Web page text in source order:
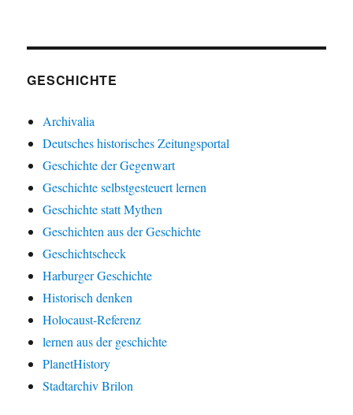
GESCHICHTE
Archivalia
Deutsches historisches Zeitungsportal
Geschichte der Gegenwart
Geschichte selbstgesteuert lernen
Geschichte statt Mythen
Geschichten aus der Geschichte
Geschichtscheck
Harburger Geschichte
Historisch denken
Holocaust-Referenz
lernen aus der geschichte
PlanetHistory
Stadtarchiv Brilon